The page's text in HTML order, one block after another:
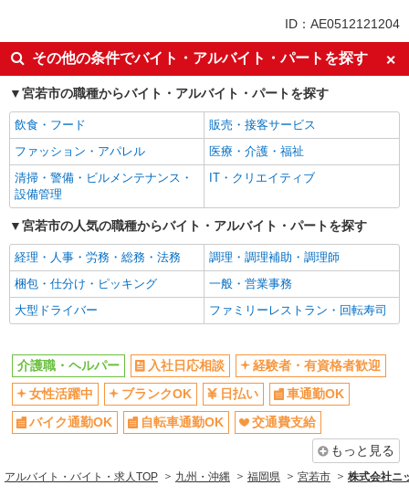
交通費支給
社会保険あり
ID：AE0512121204
その他の条件でバイト・アルバイト・パートを探す
宮若市の職種からバイト・アルバイト・パートを探す
飲食・フード
販売・接客サービス
ファッション・アパレル
医療・介護・福祉
清掃・警備・ビルメンテナンス・
設備管理
IT・クリエイティブ
宮若市の人気の職種からバイト・アルバイト・パートを探す
経理・人事・労務・総務・法務
調理・調理補助・調理師
梱包・仕分け・ピッキング
一般・営業事務
大型ドライバー
ファミリーレストラン・回転寿司
介護職・ヘルパー 入社日応相談
経験者・有資格者歓迎
女性活躍中
ブランクOK 日払い
車通勤OK
バイク通勤OK
自転車通勤OK
交通費支給
もっと見る
アルバイト・バイト・求人TOP 九州・沖縄 福岡県 宮若市 株式会社ニ